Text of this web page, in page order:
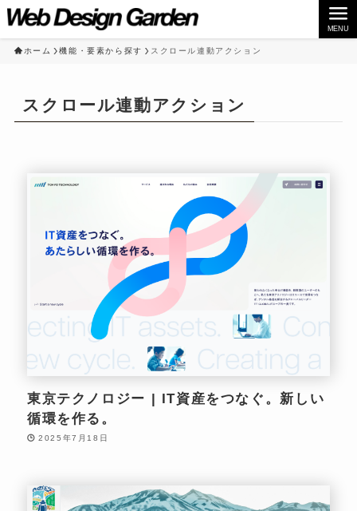
MENU
ホーム 機能・要素から探す スクロール連動アクション
スクロール連動アクション
東京テクノロジー | IT資産をつなぐ。新しい
循環を作る。
2025年7月18日